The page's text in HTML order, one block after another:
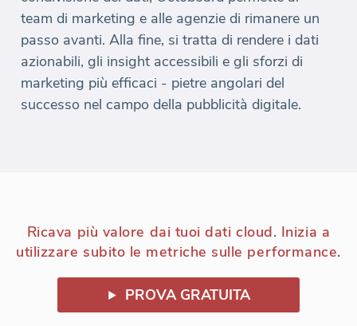
team di marketing e alle agenzie di rimanere un
passo avanti. Alla fine, si tratta di rendere i dati
azionabili, gli insight accessibili e gli sforzi di
marketing più efficaci - pietre angolari del
successo nel campo della pubblicità digitale.
Ricava più valore dai tuoi dati cloud. Inizia a
utilizzare subito le metriche sulle performance.
PROVA GRATUITA